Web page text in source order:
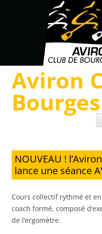
Aviron
Bourges
NOUVEAU !
lance une séance
Cours collectif rythmé et
coach formé, composé
de l’ergomètre.